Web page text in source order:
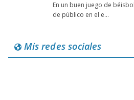
Mis redes sociales